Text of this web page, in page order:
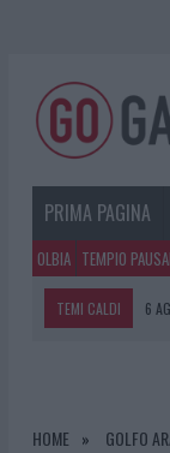
PRIMA PAGINA
OLBIA TEMPIO
TEMI CALDI 6
7 AGOSTO 2026
|
HOME GOLFO